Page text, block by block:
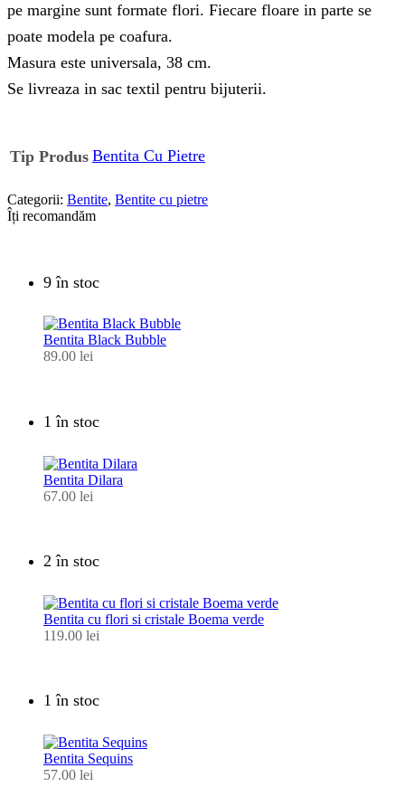
pe margine sunt formate flori. Fiecare floare in parte se
poate modela pe coafura.
Masura este universala, 38 cm.
Se livreaza in sac textil pentru bijuterii.
Tip Produs Bentita Cu Pietre
Categorii: Bentite, Bentite cu pietre
Îți recomandăm
9 în stoc
Bentita Black Bubble
89.00 lei
1 în stoc
Bentita Dilara
67.00 lei
2 în stoc
Bentita cu flori si cristale Boema verde
119.00 lei
1 în stoc
Bentita Sequins
57.00 lei